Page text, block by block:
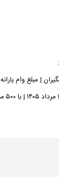
وام یارانه 2 برابر می شود؟